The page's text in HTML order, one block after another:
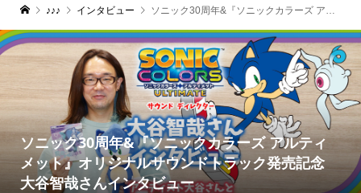
♪♪♪ インタビュー ソニック30周年&『ソニックカラーズ アルティメット』オリジナルサウンドトラック発売記念 大谷智哉さんインタビュー
ソニック30周年&『ソニックカラーズ アルティ
メット』オリジナルサウンドトラック発売記念
大谷智哉さんインタビュー